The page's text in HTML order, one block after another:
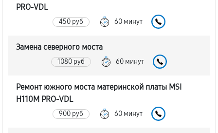
PRO-VDL
450 руб 60 минут
Замена северного моста
1080 руб 60 минут
Ремонт южного моста материнской платы MSI
H110M PRO-VDL
900 руб 60 минут